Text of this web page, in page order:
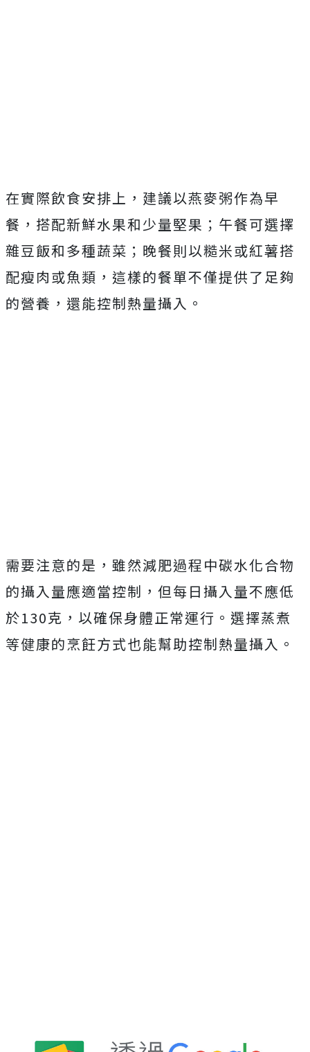
在實際飲食安排上，建議以燕麥粥作為早
餐，搭配新鮮水果和少量堅果；午餐可選擇
雜豆飯和多種蔬菜；晚餐則以糙米或紅薯搭
配瘦肉或魚類，這樣的餐單不僅提供了足夠
的營養，還能控制熱量攝入。
需要注意的是，雖然減肥過程中碳水化合物
的攝入量應適當控制，但每日攝入量不應低
於130克，以確保身體正常運行。選擇蒸煮
等健康的烹飪方式也能幫助控制熱量攝入。